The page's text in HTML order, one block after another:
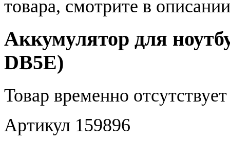
товара, смотрите в
Аккумулятор для
DB5E)
Товар временно
Артикул 159896